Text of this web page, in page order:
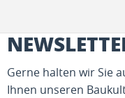
Gerne halten wir Sie
Ihnen unseren